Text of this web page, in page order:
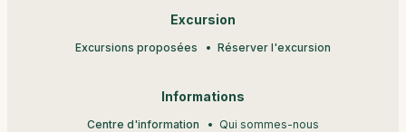
Excursion
Excursions proposées Réserver l'excursion
Informations
Centre d'information Qui sommes-nous